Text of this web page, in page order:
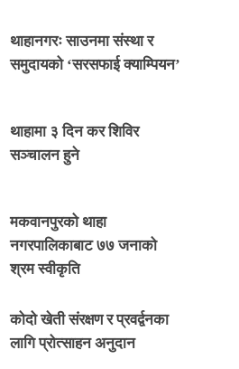
थाहानगरः साउनमा संस्था र
समुदायको ‘सरसफाई क्याम्पियन’
थाहामा ३ दिन कर शिविर
सञ्चालन हुने
मकवानपुरको थाहा
नगरपालिकाबाट ७७ जनाको
श्रम स्वीकृति
कोदो खेती संरक्षण र प्रवर्द्वनका
लागि प्रोत्साहन अनुदान